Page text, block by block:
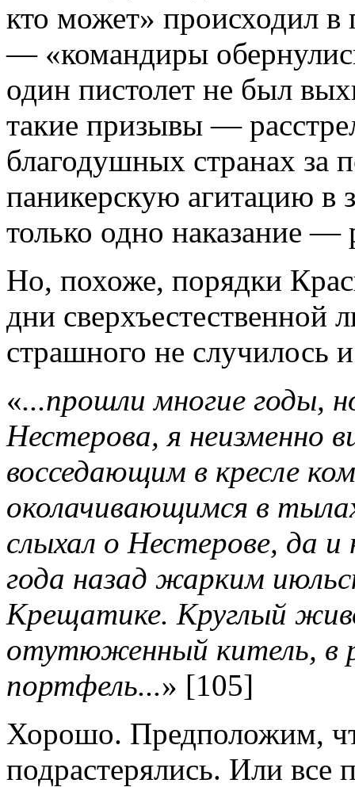
кто может» происходил
— «командиры
один пистолет не был
такие призывы —
благодушных странах за
паникерскую агитацию в
только одно наказание —
Но, похоже, порядки
дни сверхъестественной
страшного не случилось
«...прошли многие годы,
Нестерова, я неизменно
восседающим в кресле
околачивающимся в
слыхал о Нестерове, да
года назад жарким
Крещатике. Круглый
отутюженный китель, в
портфель...» [105]
Хорошо. Предположим,
подрастерялись. Или